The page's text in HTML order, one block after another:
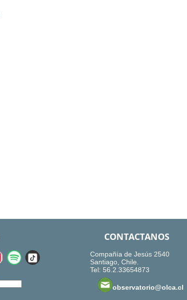
CONTACTANOS
Compañía de Jesús 2540
Santiago, Chile.
Tel: 56.2.33654873
observatorio@olca.cl